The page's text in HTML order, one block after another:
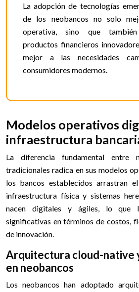
La adopción de tecnologías
de los neobancos no solo
operativa, sino que
productos financieros
mejor a las necesidades
consumidores modernos.
Modelos operativos
infraestructura
La diferencia fundamental entre
tradicionales radica en sus modelos
los bancos establecidos arrastran
infraestructura física y sistemas
nacen digitales y ágiles, lo que
significativas en términos de costos,
de innovación.
Arquitectura cloud-native
en neobancos
Los neobancos han adoptado